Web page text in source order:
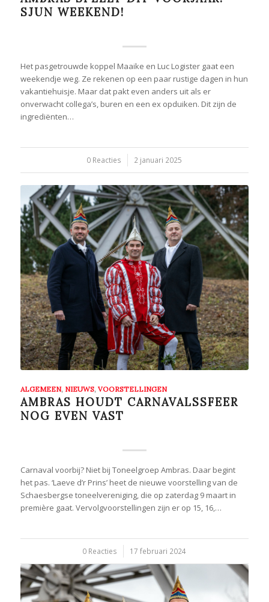
SJUN WEEKEND!
Het pasgetrouwde koppel Maaike en Luc Logister gaat een
weekendje weg. Ze rekenen op een paar rustige dagen in hun
vakantiehuisje. Maar dat pakt even anders uit als er
onverwacht collega’s, buren en een ex opduiken. Dit zijn de
ingrediënten…
0 Reacties
/ 2 januari 2025
ALGEMEEN, NIEUWS, VOORSTELLINGEN
AMBRAS HOUDT CARNAVALSSFEER
NOG EVEN VAST
Carnaval voorbij? Niet bij Toneelgroep Ambras. Daar begint
het pas. ‘Laeve d’r Prins’ heet de nieuwe voorstelling van de
Schaesbergse toneelvereniging, die op zaterdag 9 maart in
première gaat. Vervolgvoorstellingen zijn er op 15, 16,…
0 Reacties
/ 17 februari 2024